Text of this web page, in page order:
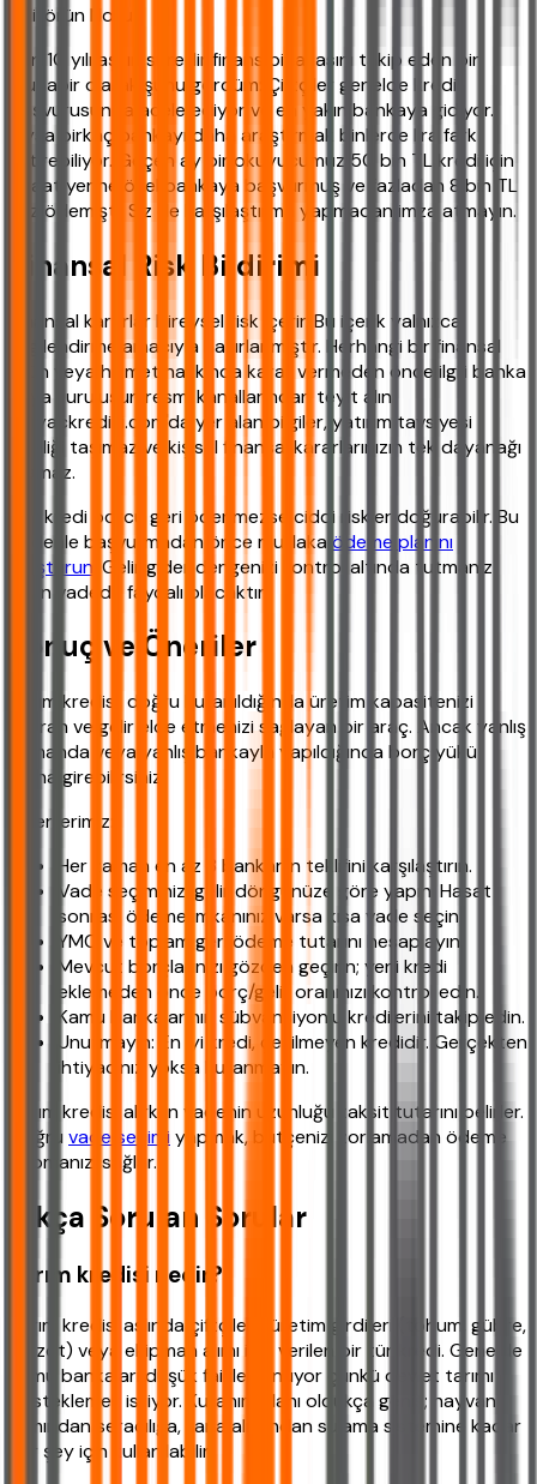
Editörün Notu:
Ben 10 yılı aşkın süredir finans piyasasını takip eden bir
muhabir olarak şunu gördüm: Çiftçiler genelde kredi
başvurusunda acele ediyor ve en yakın bankaya gidiyor.
Oysa birkaç bankayı daha araştırmak binlerce lira fark
ettirebiliyor. Geçen ay bir okuyucumuz 50 bin TL kredi için
Ziraat yerine özel bankaya başvurmuş ve fazladan 8 bin TL
faiz ödemişti. Siz de karşılaştırma yapmadan imza atmayın.
Finansal Risk Bildirimi
Finansal kararlar bireysel risk içerir. Bu içerik yalnızca
bilgilendirme amacıyla hazırlanmıştır. Herhangi bir finansal
ürün veya hizmet hakkında karar vermeden önce ilgili banka
veya kuruluşun resmi kanallarından teyit alın.
ihtiyackredisi.com'da yer alan bilgiler, yatırım tavsiyesi
niteliği taşımaz ve kişisel finansal kararlarınızın tek dayanağı
olamaz.
Her kredi borcu geri ödenmezse ciddi riskler doğurabilir. Bu
nedenle başvurmadan önce mutlaka ödeme planını
oluşturun . Gelir gider dengenizi kontrol altında tutmanız
uzun vadede faydalı olacaktır.
Sonuç ve Öneriler
Tarım kredisi, doğru kullanıldığında üretim kapasitenizi
artıran ve gelir elde etmenizi sağlayan bir araç. Ancak yanlış
zamanda veya yanlış bankayla yapıldığında borç yükü
altına girebilirsiniz.
Önerilerimiz:
Her zaman en az 3 bankanın teklifini karşılaştırın.
Vade seçiminizi gelir döngünüze göre yapın. Hasat
sonrası ödeme imkanınız varsa kısa vade seçin.
YMO ve toplam geri ödeme tutarını hesaplayın.
Mevcut borçlarınızı gözden geçirin; yeni kredi
eklemeden önce borç/gelir oranınızı kontrol edin.
Kamu bankalarının sübvansiyonlu kredilerini takip edin.
Unutmayın: En iyi kredi, çekilmeyen kredidir. Gerçekten
ihtiyacınız yoksa kullanmayın.
Tarım kredisi alırken vadenin uzunluğu taksit tutarını belirler.
Doğru vade seçimi yapmak, bütçenizi zorlamadan ödeme
yapmanızı sağlar.
Sıkça Sorulan Sorular
Tarım kredisi nedir?
Tarım kredisi aslında çiftçilere üretim girdileri (tohum, gübre,
mazot) veya ekipman alımı için verilen bir tür kredi. Genelde
kamu bankaları düşük faizle sunuyor çünkü devlet tarımı
desteklemek istiyor. Kullanım alanı oldukça geniş; hayvan
alımından seracılığa, tarla alımından sulama sistemine kadar
her şey için kullanılabilir.